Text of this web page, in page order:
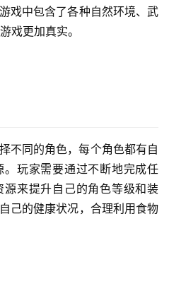
戏中包含了各种自然环境、武
戏更加真实。
不同的角色，每个角色都有自
玩家需要通过不断地完成任
来提升自己的角色等级和装
己的健康状况，合理利用食物